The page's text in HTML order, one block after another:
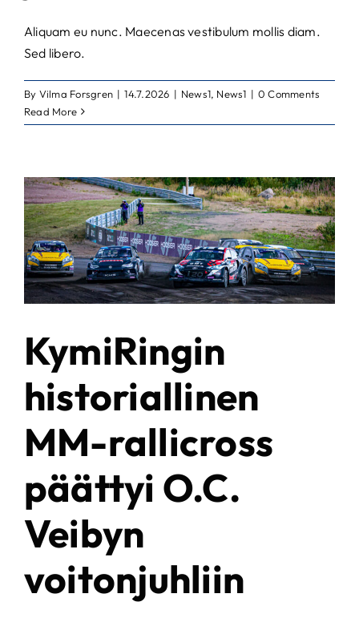
Aliquam eu nunc. Maecenas vestibulum mollis diam.
Sed libero.
By Vilma Forsgren | 14.7.2026 | News1, News1 | 0 Comments
Read More
KymiRingin
historiallinen
MM-rallicross
päättyi O.C.
Veibyn
voitonjuhliin